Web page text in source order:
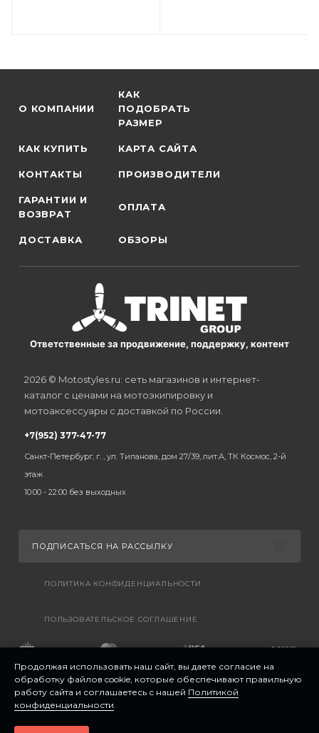
О КОМПАНИИ
КАК
ПОДОБРАТЬ
РАЗМЕР
КАК КУПИТЬ КАРТА САЙТА
КОНТАКТЫ ПРОИЗВОДИТЕЛИ
ГАРАНТИИ И
ВОЗВРАТ
ОПЛАТА
ДОСТАВКА ОБЗОРЫ
Ответственные за продвижение, поддержку, контент
2026 © Motostyles.ru: сеть магазинов и интернет-
каталог с ценами на мотоэкипировку и
мотоаксессуары с доставкой по России.
+7(952) 377-47-77
Санкт-Петербург, г. , ул. Типанова, дом 27/39, лит.А, ТК Космос, 2-й
этаж
10:00 - 22:00 без выходных
ПОДПИСАТЬСЯ НА РАССЫЛКУ
ПОЛИТИКА КОНФИДЕНЦИАЛЬНОСТИ
ПОЛЬЗОВАТЕЛЬСКОЕ СОГЛАШЕНИЕ
Продолжая использовать наш сайт, вы даете согласие на
обработку файлов cookie, которые обеспечивают правильную
работу сайта и соглашаетесь с нашей Политикой
конфиденциальности.